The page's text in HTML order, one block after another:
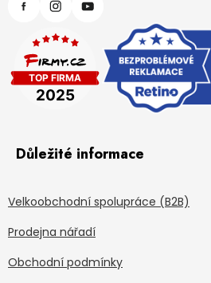
Důležité informace
Velkoobchodní spolupráce (B2B)
Prodejna nářadí
Obchodní podmínky